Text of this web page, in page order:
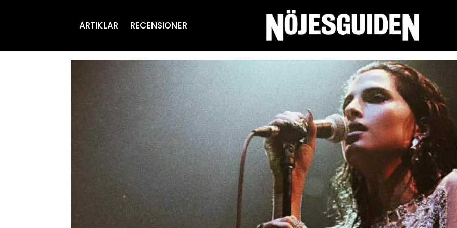
ARTIKLAR RECENSIONER